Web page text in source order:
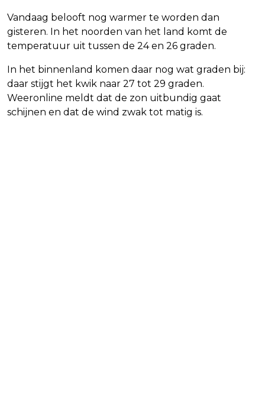
Vandaag belooft nog warmer te worden dan
gisteren. In het noorden van het land komt de
temperatuur uit tussen de 24 en 26 graden.
In het binnenland komen daar nog wat graden bij:
daar stijgt het kwik naar 27 tot 29 graden.
Weeronline meldt dat de zon uitbundig gaat
schijnen en dat de wind zwak tot matig is.